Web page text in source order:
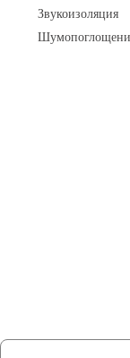
Звукоизоляция